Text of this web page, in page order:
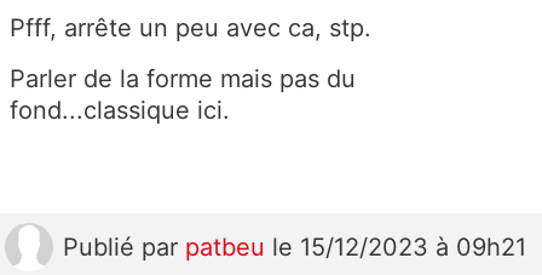
Pfff, arrête un peu avec ca, stp.
Parler de la forme mais pas du
fond...classique ici.
Publié par patbeu le 15/12/2023 à 09h21